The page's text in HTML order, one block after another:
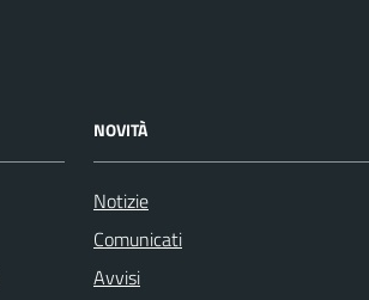
NOVITÀ
Notizie
Comunicati
Avvisi